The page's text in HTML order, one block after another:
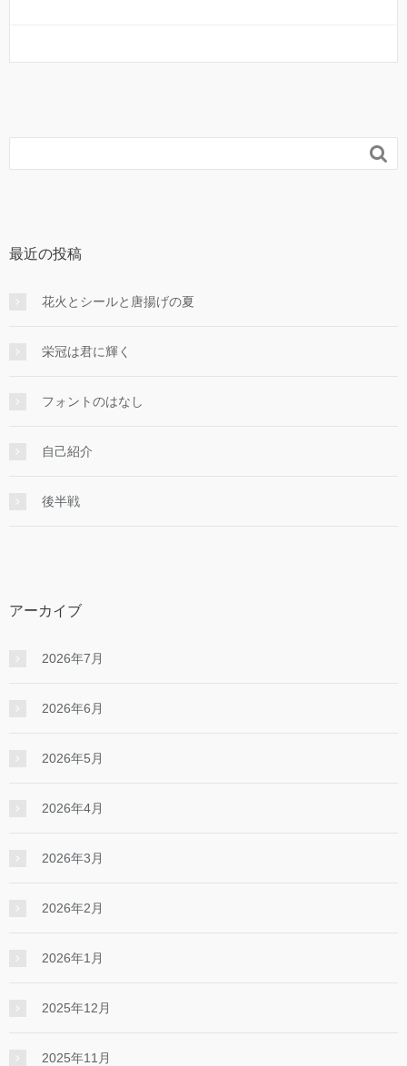

最近の投稿
花火とシールと唐揚げの夏
栄冠は君に輝く
フォントのはなし
自己紹介
後半戦
アーカイブ
2026年7月
2026年6月
2026年5月
2026年4月
2026年3月
2026年2月
2026年1月
2025年12月
2025年11月